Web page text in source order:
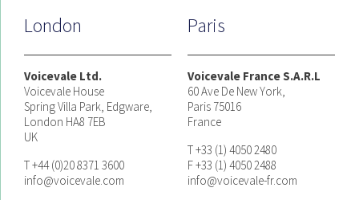
London
Voicevale Ltd.
Voicevale House
Spring Villa Park, Edgware,
London HA8 7EB
UK
T +44 (0)20 8371 3600
info@voicevale.com
Paris
Voicevale France S.A.R.L
60 Ave De New York,
Paris 75016
France
T +33 (1) 4050 2480
F +33 (1) 4050 2488
info@voicevale-fr.com